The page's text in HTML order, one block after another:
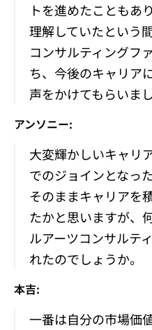
トを進めたこともあ
理解していたという
コンサルティングフ
ち、今後のキャリア
声をかけてもらいまし
アンソニー:
大変輝かしいキャリ
でのジョインとなっ
そのままキャリアを
たかと思いますが、
ルアーツコンサルテ
れたのでしょうか。
本吉:
一番は自分の市場価